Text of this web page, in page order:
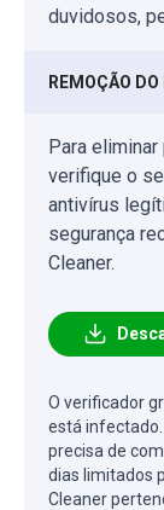
duvidosos,
REMOÇÃO
Para
verifique o
antivírus
segurança
Cleaner.
O verificador
está
precisa de
dias limitados
Cleaner